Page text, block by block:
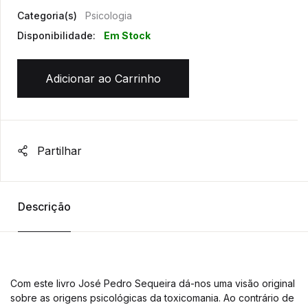
Categoria(s)
Psicologia
Disponibilidade:
Em Stock
Adicionar ao Carrinho
Partilhar
Descrição
Com este livro José Pedro Sequeira dá-nos uma visão original
sobre as origens psicológicas da toxicomania. Ao contrário de